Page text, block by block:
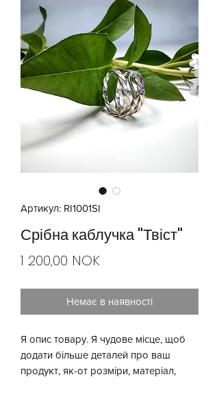
Артикул: RI1001SI
Срібна каблучка "Твіст"
1 200,00 NOKЦіна
Немає в наявності
Я опис товару. Я чудове місце, щоб
додати більше деталей про ваш
продукт, як-от розміри, матеріал,